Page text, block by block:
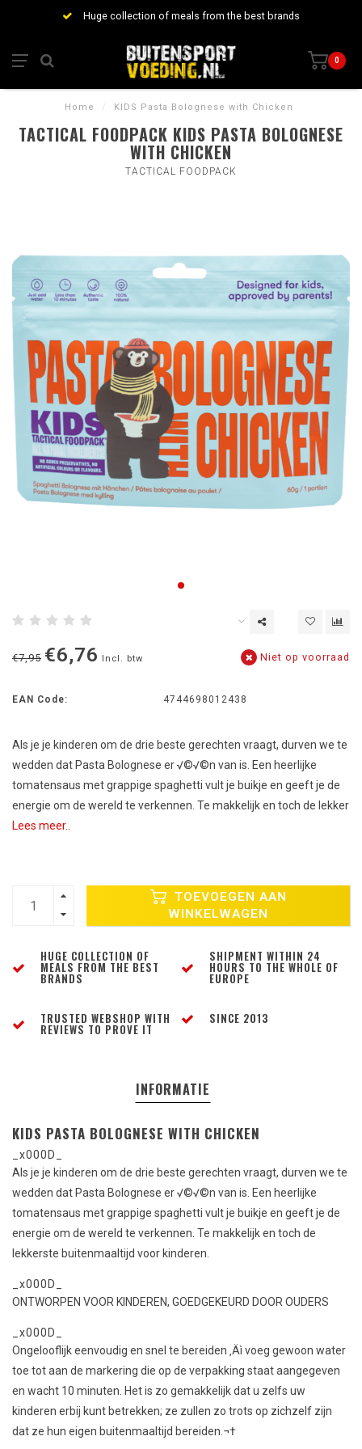
Huge collection of meals from the best brands
0
Home / KIDS Pasta Bolognese with Chicken
TACTICAL FOODPACK KIDS PASTA BOLOGNESE
WITH CHICKEN
TACTICAL FOODPACK
€7,95 €6,76 Incl. btw Niet op voorraad
EAN Code: 4744698012438
Als je je kinderen om de drie beste gerechten vraagt, durven we te
wedden dat Pasta Bolognese er √©√©n van is. Een heerlijke
tomatensaus met grappige spaghetti vult je buikje en geeft je de
energie om de wereld te verkennen. Te makkelijk en toch de lekker
Lees meer..
TOEVOEGEN AAN
WINKELWAGEN
HUGE COLLECTION OF
MEALS FROM THE BEST
BRANDS
SHIPMENT WITHIN 24
HOURS TO THE WHOLE OF
EUROPE
TRUSTED WEBSHOP WITH
REVIEWS TO PROVE IT
SINCE 2013
INFORMATIE
KIDS PASTA BOLOGNESE WITH CHICKEN
_x000D_
Als je je kinderen om de drie beste gerechten vraagt, durven we te
wedden dat Pasta Bolognese er √©√©n van is. Een heerlijke
tomatensaus met grappige spaghetti vult je buikje en geeft je de
energie om de wereld te verkennen. Te makkelijk en toch de
lekkerste buitenmaaltijd voor kinderen.
_x000D_
ONTWORPEN VOOR KINDEREN, GOEDGEKEURD DOOR OUDERS
_x000D_
Ongelooflijk eenvoudig en snel te bereiden ‚Äì voeg gewoon water
toe tot aan de markering die op de verpakking staat aangegeven
en wacht 10 minuten. Het is zo gemakkelijk dat u zelfs uw
kinderen erbij kunt betrekken; ze zullen zo trots op zichzelf zijn
dat ze hun eigen buitenmaaltijd bereiden.¬†